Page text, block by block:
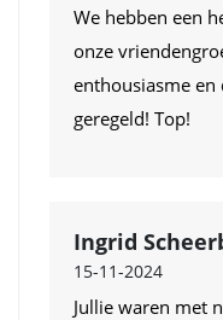
We hebben een
onze
enthousiasme en
geregeld! Top!
Ingrid
15-11-2024
Jullie waren met